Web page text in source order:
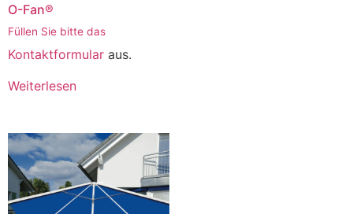
O-Fan®
Füllen Sie bitte das
Kontaktformular aus.
Weiterlesen